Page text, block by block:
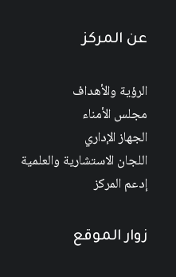
عن المركز
الرؤية والأهداف
مجلس الأمناء
الجهاز الإداري
اللجان الاستشارية والعلمية
إدعم المركز
زوار الموقع